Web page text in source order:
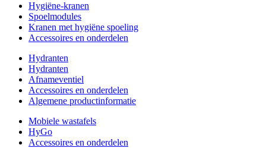
Hygiëne-kranen
Spoelmodules
Kranen met hygiëne spoeling
Accessoires en onderdelen
Hydranten
Hydranten
Afnameventiel
Accessoires en onderdelen
Algemene productinformatie
Mobiele wastafels
HyGo
Accessoires en onderdelen